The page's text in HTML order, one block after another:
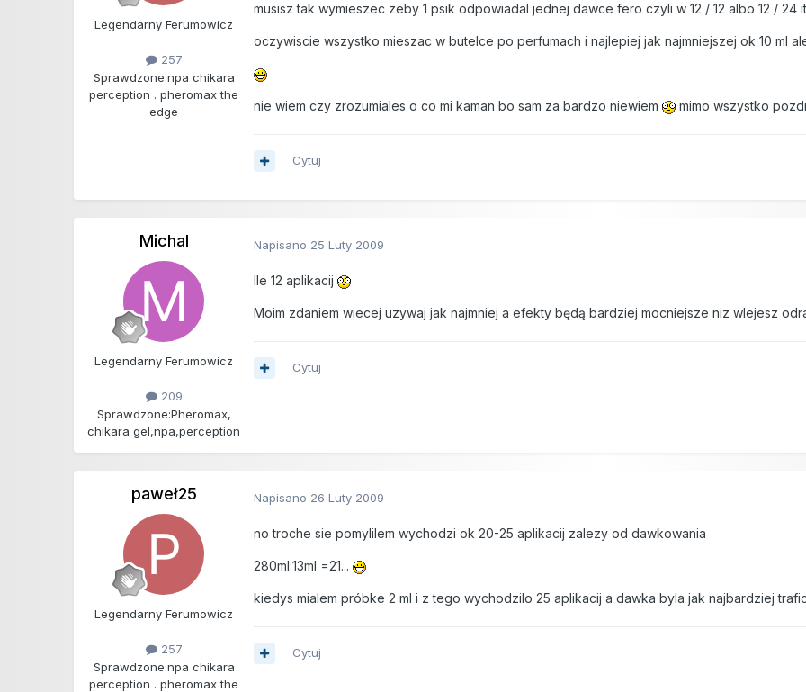
Legendarny Ferumowicz
257
Sprawdzone:npa chikara
perception . pheromax the
edge
musisz tak wymieszec zeby 1 psik odpowiadal jednej dawce fero czyli w 12 / 12 albo 12 / 24
oczywiscie wszystko mieszac w butelce po perfumach i najlepiej jak najmniejszej ok 10 ml
nie wiem czy zrozumiales o co mi kaman bo sam za bardzo niewiem mimo wszystko
Cytuj
Michal
Legendarny Ferumowicz
209
Sprawdzone:Pheromax,
chikara gel,npa,perception
Napisano 25 Luty 2009
Ile 12 aplikacij
Moim zdaniem wiecej uzywaj jak najmniej a efekty będą bardziej mocniejsze niz wlejesz
Cytuj
paweł25
Legendarny Ferumowicz
257
Sprawdzone:npa chikara
perception . pheromax the
Napisano 26 Luty 2009
no troche sie pomylilem wychodzi ok 20-25 aplikacij zalezy od dawkowania
280ml:13ml =21...
kiedys mialem próbke 2 ml i z tego wychodzilo 25 aplikacij a dawka byla jak najbardziej
Cytuj